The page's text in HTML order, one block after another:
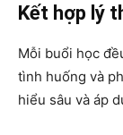
Kết hợp lý
Mỗi buổi học
tình huống và
hiểu sâu và áp